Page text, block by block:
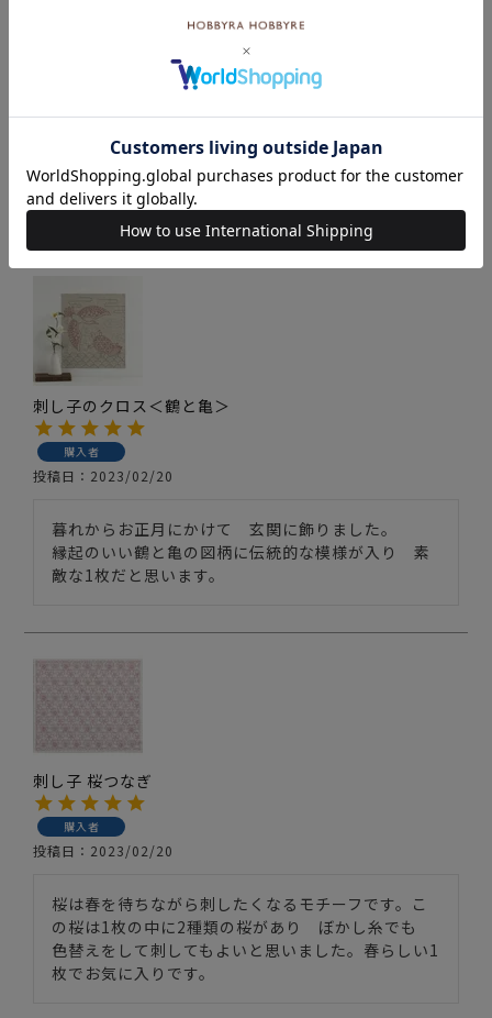
刺し子 寄せ模様＜亀甲＞2 セット
投稿日 2024/01/07
楽しみながら刺しました。時間は掛かりましたが
仕上がりに満足できるデザインです。
刺し子のクロス＜鶴と亀＞
購入者
投稿日 2023/02/20
暮れからお正月にかけて　玄関に飾りました。
縁起のいい鶴と亀の図柄に伝統的な模様が入り　素
敵な1枚だと思います。
刺し子 桜つなぎ
購入者
投稿日 2023/02/20
桜は春を待ちながら刺したくなるモチーフです。こ
の桜は1枚の中に2種類の桜があり　ぼかし糸でも
色替えをして刺してもよいと思いました。春らしい1
枚でお気に入りです。